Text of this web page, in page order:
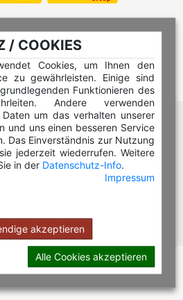
/ COOKIES
Cookies, um Ihnen den
zu gewährleisten. Einige sind
Funktionieren des
Andere verwenden
Daten um das verhalten unserer
und uns einen besseren Service
Das Einverständnis zur Nutzung
jederzeit wiederrufen. Weitere
in der Datenschutz-Info.
Impressum
akzeptieren
Alle Cookies akzeptieren
Hilfe Editor
Rundstempel
wechseln
wechseln
Toenges GmbH - Alle Rechte